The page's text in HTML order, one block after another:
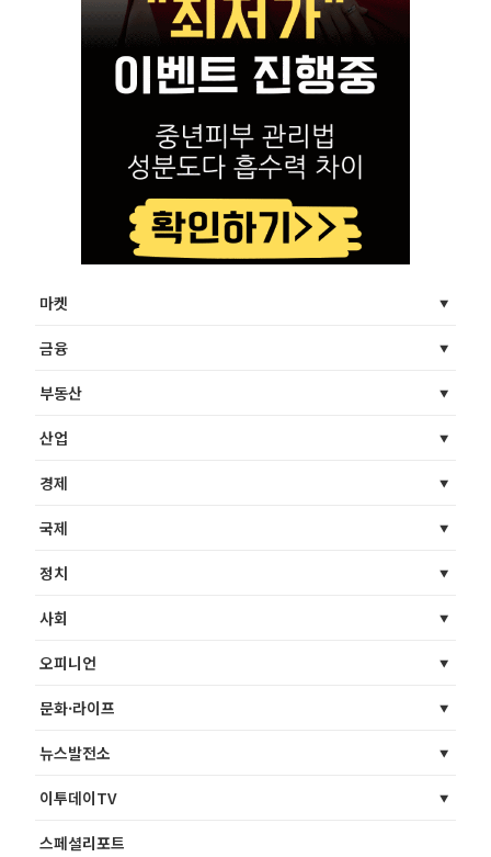
마켓
금융
부동산
산업
경제
국제
정치
사회
오피니언
문화·라이프
뉴스발전소
이투데이TV
스페셜리포트